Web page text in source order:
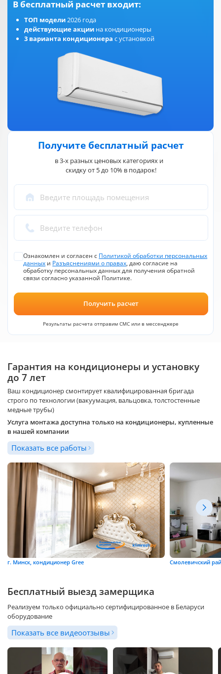
В бесплатный расчет входит:
ТОП модели2026 года
действующие акции на кондиционеры
3 варианта кондиционера с установкой
Получите бесплатный расчет
в 3-х разных ценовых категориях и
скидку от 5 до 10% в подарок!
Введите площадь помещения
Введите телефон
Ознакомлен и согласен с Политикой обработки персональных
данных и Разъяснениями о правах, даю согласие на
обработку персональных данных для получения обратной
связи согласно указанной Политике.
Получить расчет
Результаты расчета отправим СМС или в мессенджере
Гарантия на кондиционеры и установку
до 7 лет
Ваш кондиционер смонтирует квалифицированная бригада
строго по технологии (вакуумация, вальцовка, толстостенные
медные трубы)
Услуга монтажа доступна только на кондиционеры, купленные
в нашей компании
г. Минск, кондиционер Gree Смолевичский
Показать все работы
Бесплатный выезд замерщика
Реализуем только официально сертифицированное в Беларуси
оборудование
Показать все видеоотзывы